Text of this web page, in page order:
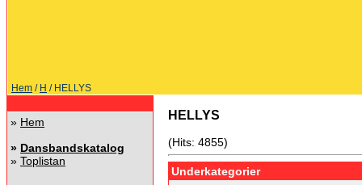
Hem / H / HELLYS
» Hem
» Dansbandskatalog
» Toplistan
HELLYS
(Hits: 4855)
Underkategorier